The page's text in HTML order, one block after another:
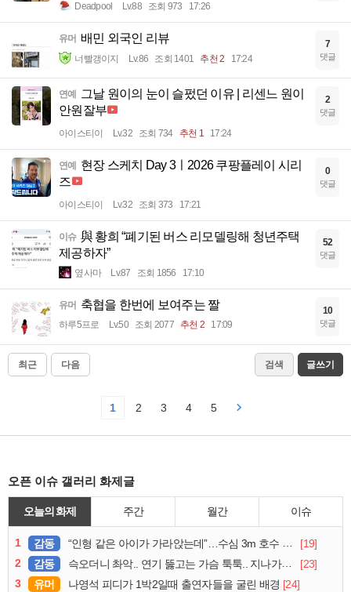
Deadpool Lv.88 조회 973 17:26
유머 배민 외국인 리뷰
너빨갱이지 Lv.86 조회 1401 추천 2 17:24
7
댓글
연예
그날 원이의 눈이 슬펐던 이유 | 리센느 원이
안원잘부
아이스티이 Lv.32 조회 734 추천 1 17:24
2
댓글
연예
현장 스케치 Day 3ㅣ2026 쿠팡플레이 시리
즈
아이스티이 Lv.32 조회 373 17:21
0
댓글
이슈 與 황희 “폐기된 버스 리모델링해 청년주택
제공하자”
옆사마 Lv.87 조회 1856 17:10
52
댓글
유머 축협을 한번에 보여주는 짤
하루5프로 Lv.50 조회 2077 추천 2 17:09
10
댓글
최근 다음 검색 글쓰기
1 2 3 4 5
오픈 이슈 갤러리 화제글
오늘의 화제 주간 월간 이슈
1 감동 “인형 같은 아이가 가라앉는데”…수심 3m 호수 뛰어든 60대 의인
[19]
2
감동 슥오더니 촤악.. 연기 뚫고는 가슴 툭툭.. 지나가던 아재의 정체
[23]
3
유머 나영석 피디가 1박2일때 출연자들을 굴린 배경 [24]